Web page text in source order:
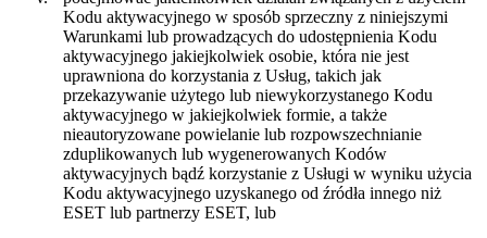
Kodu aktywacyjnego w sposób sprzeczny z niniejszymi
Warunkami lub prowadzących do udostępnienia Kodu
aktywacyjnego jakiejkolwiek osobie, która nie jest
uprawniona do korzystania z Usług, takich jak
przekazywanie użytego lub niewykorzystanego Kodu
aktywacyjnego w jakiejkolwiek formie, a także
nieautoryzowane powielanie lub rozpowszechnianie
zduplikowanych lub wygenerowanych Kodów
aktywacyjnych bądź korzystanie z Usługi w wyniku użycia
Kodu aktywacyjnego uzyskanego od źródła innego niż
ESET lub partnerzy ESET, lub